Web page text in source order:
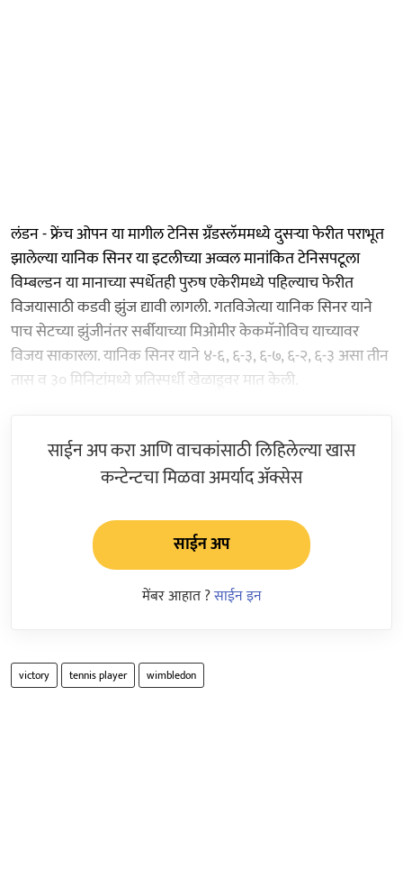
लंडन - फ्रेंच ओपन या मागील टेनिस ग्रँडस्लॅममध्ये दुसऱ्या फेरीत पराभूत
झालेल्या यानिक सिनर या इटलीच्या अव्वल मानांकित टेनिसपटूला
विम्बल्डन या मानाच्या स्पर्धेतही पुरुष एकेरीमध्ये पहिल्याच फेरीत
विजयासाठी कडवी झुंज द्यावी लागली. गतविजेत्या यानिक सिनर याने
पाच सेटच्या झुंजीनंतर सर्बीयाच्या मिओमीर केकमॅनोविच याच्यावर
विजय साकारला. यानिक सिनर याने ४-६, ६-३, ६-७, ६-२, ६-३ असा तीन
तास व ३० मिनिटांमध्ये प्रतिस्पर्धी खेळाडूवर मात केली.
साईन अप करा आणि वाचकांसाठी लिहिलेल्या खास
कन्टेन्टचा मिळवा अमर्याद ॲक्सेस
साईन अप
मेंबर आहात ?साईन इन
victory tennis player wimbledon